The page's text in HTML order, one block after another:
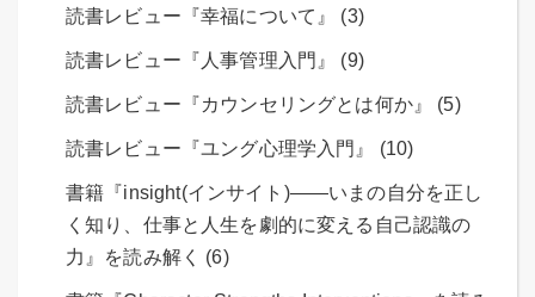
読書レビュー『幸福について』 (3)
読書レビュー『人事管理入門』 (9)
読書レビュー『カウンセリングとは何か』 (5)
読書レビュー『ユング心理学入門』 (10)
書籍『insight(インサイト)――いまの自分を正し
く知り、仕事と人生を劇的に変える自己認識の
力』を読み解く (6)